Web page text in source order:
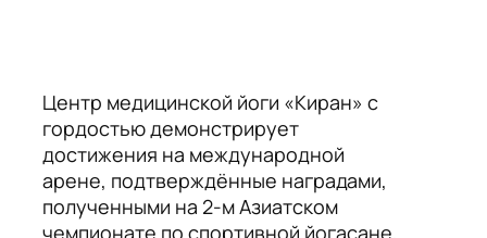
Центр медицинской йоги «Киран» с
гордостью демонстрирует
достижения на международной
арене, подтверждённые наградами,
полученными на 2-м Азиатском
чемпионате по спортивной йогасане,